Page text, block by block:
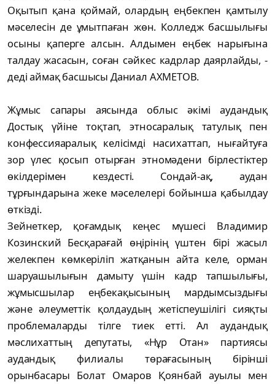
Оқытып қана қоймай, олардың еңбекпен қамтылу
мәселесін де ұмытпаған жөн. Колледж басшылығы
осыны қаперге алсын. Алдымен еңбек нарығына
талдау жасасын, соған сәйкес кадрлар даярлайды, -
деді аймақ басшысы Даниал АХМЕТОВ.
Жұмыс сапары аясында облыс әкімі аудандық
Достық үйіне тоқтап, этносаралық татулық пен
конфессияаралық келісімді насихаттап, нығайтуға
зор үлес қосып отырған этномәдени бірлестіктер
өкілдерімен кездесті. Сондай-ақ, аудан
тұрғындарына жеке мәселелері бойынша қабылдау
өткізді.
Зейнеткер, қоғамдық кеңес мүшесі Владимир
Козинский Бесқарағай өңірінің үштен бірі жасыл
желекпен көмкеріліп жатқанын айта келе, орман
шаруашылығын дамыту үшін кадр тапшылығы,
жұмысшылар еңбекақысының мардымсыздығы
және әлеуметтік қолдаудың жетіспеушілігі сияқты
проблемаларды тілге тиек етті. Ал аудандық
мәслихаттың депутаты, «Нұр Отан» партиясы
аудандық филиалы төрағасының бірінші
орынбасары Болат Омаров Қоянбай ауылы мен